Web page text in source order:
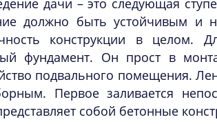
дачи – это следующая
должно быть устойчивым и
конструкции в целом.
фундамент. Он прост в
подвального помещения.
Первое заливается
собой бетонные